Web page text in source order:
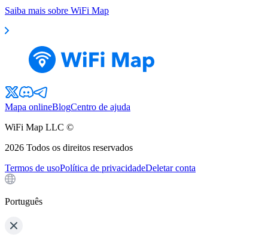
Saiba mais sobre WiFi Map
Mapa onlineBlogCentro de ajuda
WiFi Map LLC ©
2026 Todos os direitos reservados
Termos de usoPolítica de privacidadeDeletar conta
Português